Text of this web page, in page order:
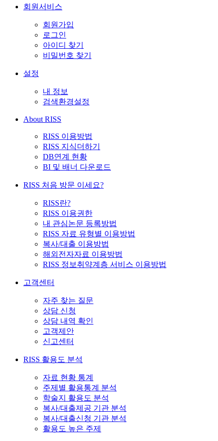
회원서비스
회원가입
로그인
아이디 찾기
비밀번호 찾기
설정
내 정보
검색환경설정
About RISS
RISS 이용방법
RISS 지식더하기
DB연계 현황
BI 및 배너 다운로드
RISS 처음 방문 이세요?
RISS란?
RISS 이용권한
내 관심논문 등록방법
RISS 자료 유형별 이용방법
복사/대출 이용방법
해외전자자료 이용방법
RISS 정보취약계층 서비스 이용방법
고객센터
자주 찾는 질문
상담 신청
상담 내역 확인
고객제안
신고센터
RISS 활용도 분석
자료 현황 통계
주제별 활용통계 분석
학술지 활용도 분석
복사/대출제공 기관 분석
복사/대출신청 기관 분석
활용도 높은 주제